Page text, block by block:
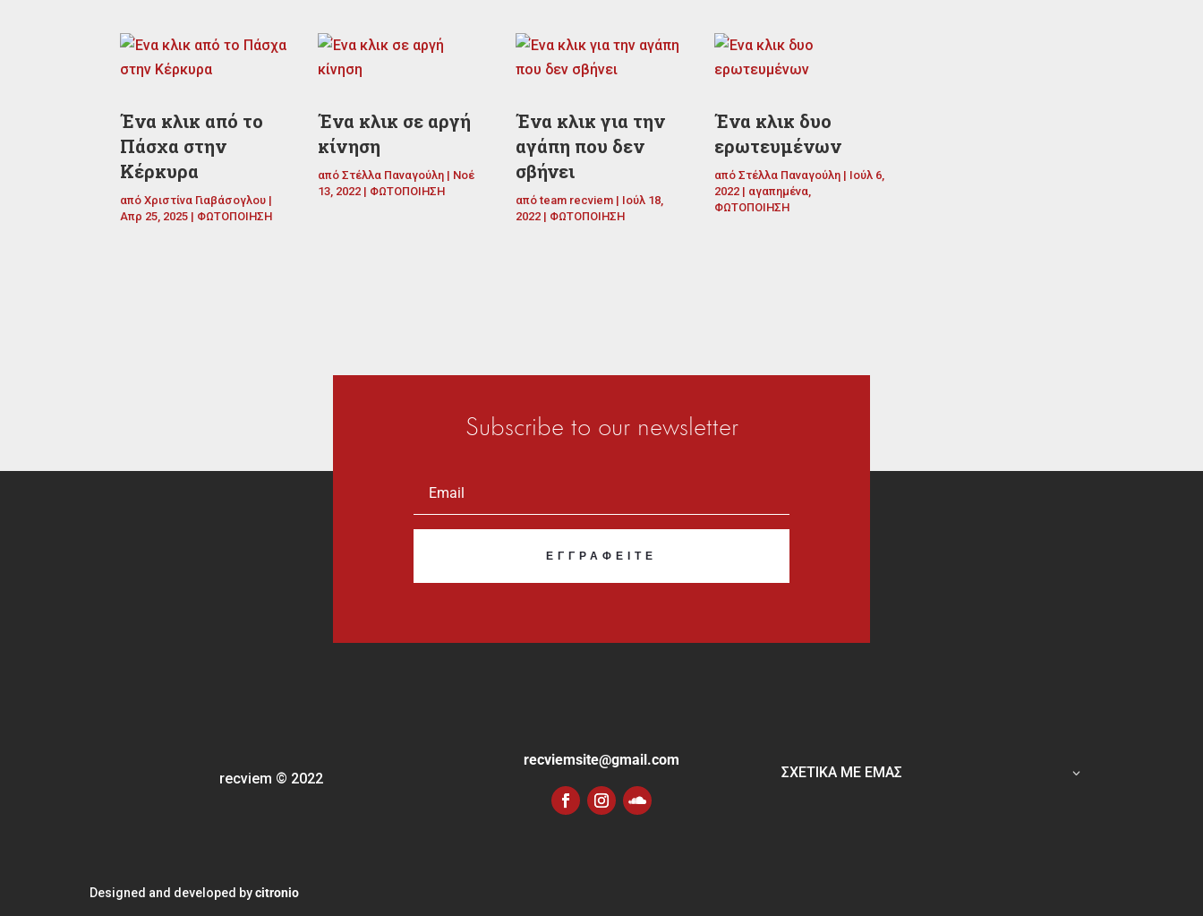
Ένα κλικ από το
Πάσχα στην
Κέρκυρα
απόΧριστίνα Γιαβάσογλου |
Απρ 25, 2025 | ΦΩΤΟΠΟΙΗΣΗ
Ένα κλικ σε αργή
κίνηση
απόΣτέλλα Παναγούλη | Νοέ
13, 2022 | ΦΩΤΟΠΟΙΗΣΗ
Ένα κλικ για την
αγάπη που δεν
σβήνει
απόteam recviem | Ιούλ 18,
2022 | ΦΩΤΟΠΟΙΗΣΗ
Ένα κλικ δυο
ερωτευμένων
από Στέλλα Παναγούλη| Ιούλ 6,
2022| αγαπημένα,
ΦΩΤΟΠΟΙΗΣΗ
Subscribe to our newsletter
ΕΓΓΡΑΦΕΊΤΕ
recviem © 2022
recviemsite@gmail.com
ΣΧΕΤΙΚΑ ΜΕ ΕΜΑΣ
Designed and developed bycitronio